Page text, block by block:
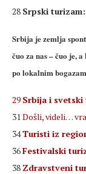
28 Srpski turizam:
Srbija je zemlja
čuo za nas – čuo je,
po lokalnim
29 Srbija i
31Došli, videli…
34Turisti iz
36Festivalski
38 Zdravstveni